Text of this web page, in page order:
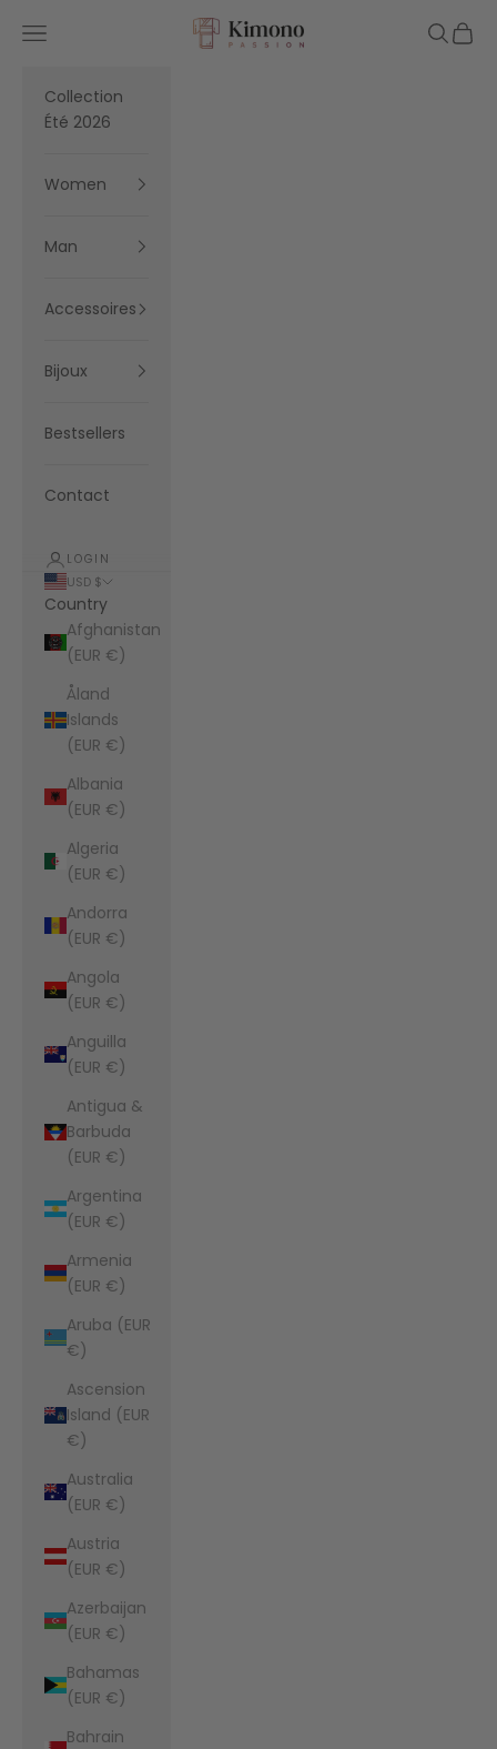
Kimono Passion
Navigation menu Search
Cart
Collection
Été 2026
Women
Man
Accessoires
Bijoux
Bestsellers
Contact
LOGIN
USD $
Country
Afghanistan
(EUR €)
Åland
Islands
(EUR €)
Albania
(EUR €)
Algeria
(EUR €)
Andorra
(EUR €)
Angola
(EUR €)
Anguilla
(EUR €)
Antigua &
Barbuda
(EUR €)
Argentina
(EUR €)
Armenia
(EUR €)
Aruba (EUR
€)
Ascension
Island (EUR
€)
Australia
(EUR €)
Austria
(EUR €)
Azerbaijan
(EUR €)
Bahamas
(EUR €)
Bahrain